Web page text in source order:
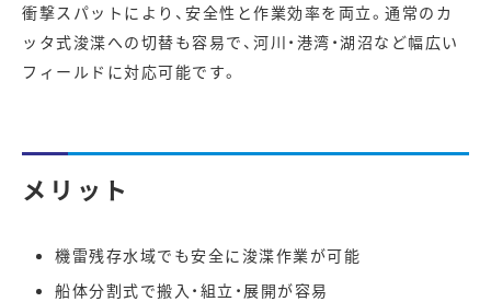
衝撃スパットにより、安全性と作業効率を両立。通常のカ
ッタ式浚渫への切替も容易で、河川・港湾・湖沼など幅広い
フィールドに対応可能です。
メリット
機雷残存水域でも安全に浚渫作業が可能
船体分割式で搬入・組立・展開が容易